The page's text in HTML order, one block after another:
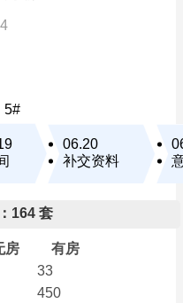
5#
06.20
补交资料
164 套
房
有房
33
450